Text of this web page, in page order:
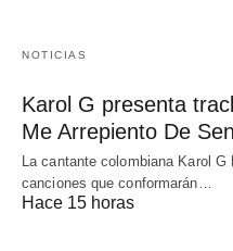
NOTICIAS
Karol G presenta
Me Arrepiento De
La cantante colombiana Karol
canciones que conformarán…
Hace 15 horas